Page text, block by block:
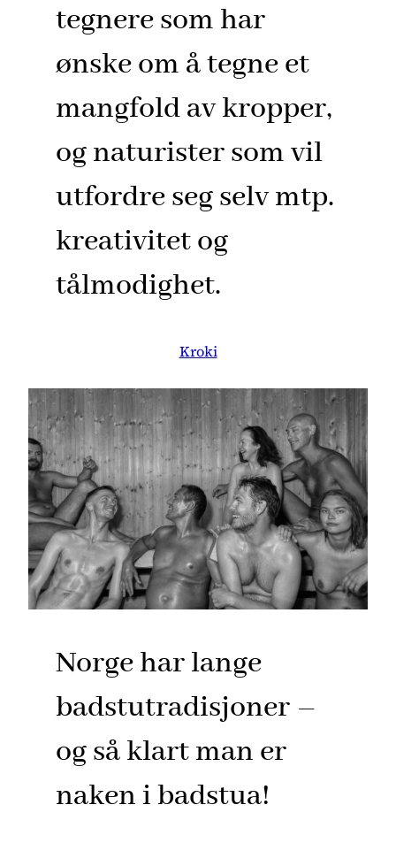
tegnere som har
ønske om å tegne et
mangfold av kropper,
og naturister som vil
utfordre seg selv mtp.
kreativitet og
tålmodighet.
Kroki
Norge har lange
badstutradisjoner –
og så klart man er
naken i badstua!